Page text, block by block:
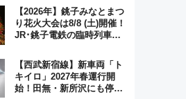
ジュアルパーティープラン
【2026年】銚子みなとまつ
り花火大会は8/8 (土)開催！
JR･銚子電鉄の臨時列車や
く8,000発の大迫力＆屋台
を満喫
【西武新宿線】新車両「ト
キイロ」2027年春運行開
始！田無・新所沢にも停